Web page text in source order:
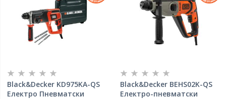
Black&Decker KD975KA-QS
Електро Пневматски
Black&Decker BEHS02K-QS
Електро-пневматски